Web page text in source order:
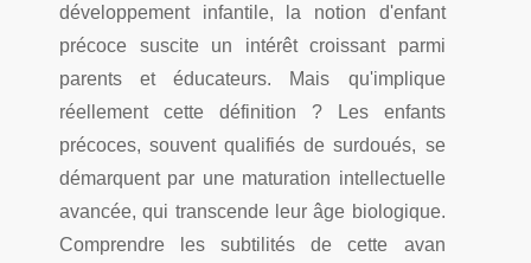
développement infantile, la notion d'enfant
précoce suscite un intérêt croissant parmi
parents et éducateurs. Mais qu'implique
réellement cette définition ? Les enfants
précoces, souvent qualifiés de surdoués, se
démarquent par une maturation intellectuelle
avancée, qui transcende leur âge biologique.
Comprendre les subtilités de cette avan